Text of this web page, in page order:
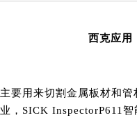
西克应用
用来切割金属板材和管
，SICK InspectorP611